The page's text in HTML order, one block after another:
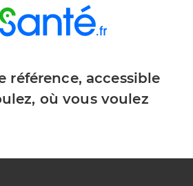
référence, accessible
où vous voulez